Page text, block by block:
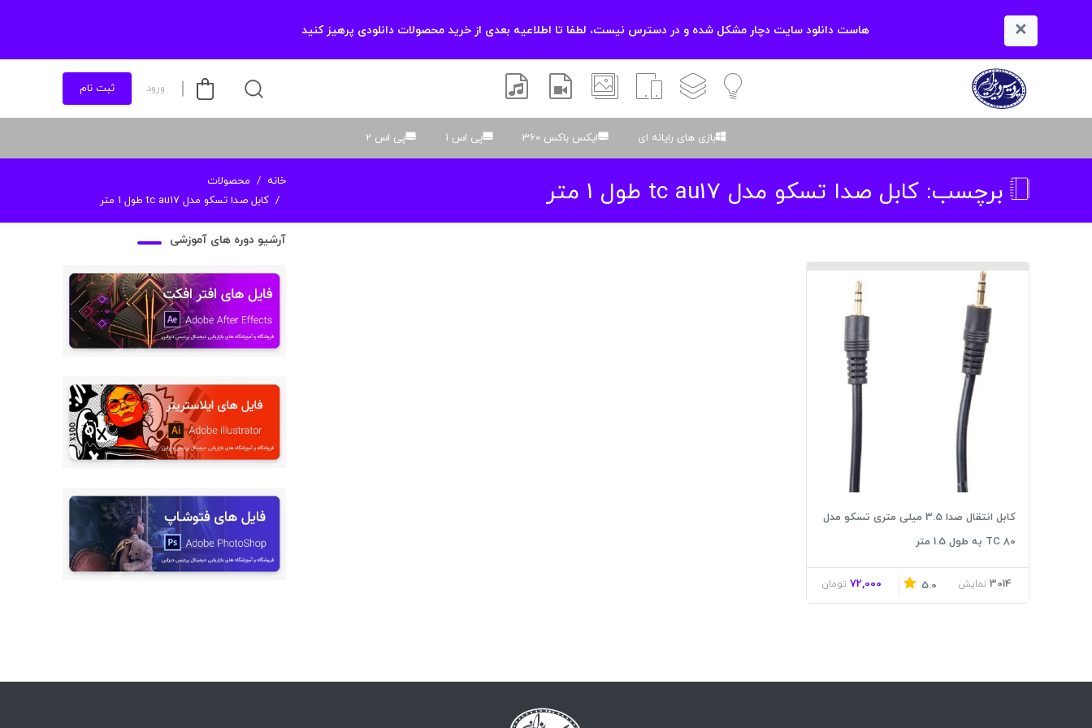
× هاست دانلود سایت دچار مشکل شده و در دسترس نیست، لطفا تا اطلاعیه بعدی از خرید محصولات دانلودی پرهیز کنید
آموزشیلایه باز اسکریپت والپیپر افتر افکتسموسیقی و صدا
ورود ثبت نام
بازی های رایانه ای ایکس باکس 360 پی اس 1 پی اس 2
برچسب: کابل صدا تسکو مدل tc au17 طول 1 متر خانه
محصولات
کابل صدا تسکو مدل tc au17 طول 1 متر
کابل انتقال صدا 3.5 میلی متری تسکو مدل
TC 80 به طول 1.5 متر
3014 نمایش 5.0
72,000 تومان
آرشیو دوره های آموزشی